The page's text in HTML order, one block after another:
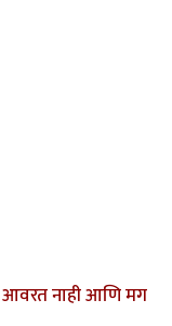
आवरत नाही आणि मग